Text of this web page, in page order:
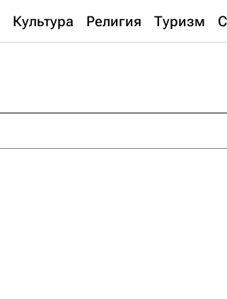
Культура Религия Туризм